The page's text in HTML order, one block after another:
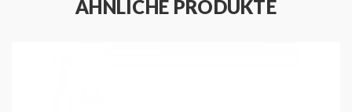
ÄHNLICHE PRODUKTE